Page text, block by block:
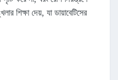
শিক্ষা দেয়, যা ডায়াবেটিসের